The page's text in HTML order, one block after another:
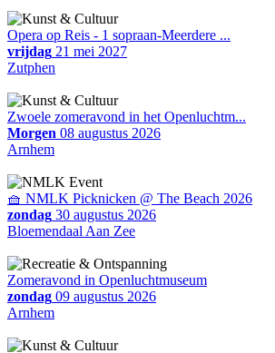
Opera op Reis - 1 sopraan-Meerdere ...
vrijdag 21 mei 2027
Zutphen
Zwoele zomeravond in het Openluchtm...
Morgen 08 augustus 2026
Arnhem
🧺 NMLK Picknicken @ The Beach 2026
zondag 30 augustus 2026
Bloemendaal Aan Zee
Zomeravond in Openluchtmuseum
zondag 09 augustus 2026
Arnhem